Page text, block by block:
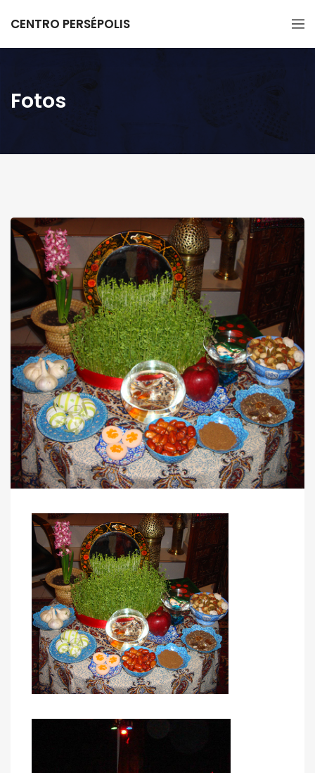
CENTRO PERSÉPOLIS
Fotos